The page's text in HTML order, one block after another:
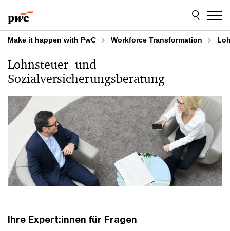
to
content
to
footer
Make it happen with PwC Workforce Transformation
Lohnsteuer- und
Sozialversicherungsberatung
Ihre Expert:innen für Fragen